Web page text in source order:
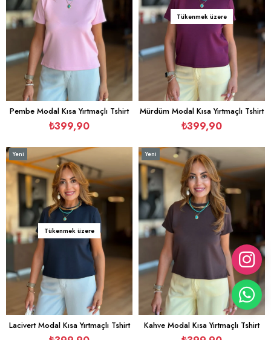
Pembe Modal Kısa Yırtmaçlı Tshirt
₺399,90
Tükenmek üzere
Mürdüm Modal Kısa Yırtmaçlı Tshirt
₺399,90
Tükenmek üzere
Lacivert Modal Kısa Yırtmaçlı Tshirt
Yeni
Ürün
Kahve Modal Kısa Yırtmaçlı Tshirt
Yeni
Ürün